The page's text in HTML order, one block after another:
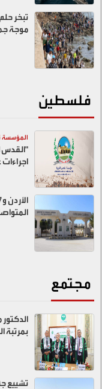
موجة
فلسطين
المؤسسة
"القدس
مجتمع
بمرتبة
تشييع